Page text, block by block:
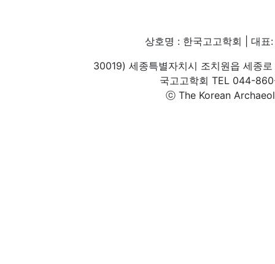
상호명 : 한국고고학회 | 대
30019) 세종특별자치시 조치원읍 세종
국고고학회 TEL 044-
ⓒ The Korean